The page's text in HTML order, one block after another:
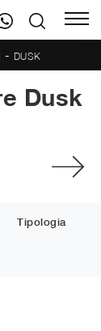
- DUSK
Dusk
Tipologia